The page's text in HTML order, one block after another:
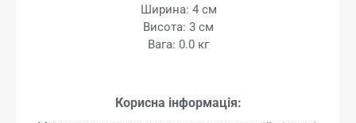
Ширина: 4 см
Висота: 3 см
Вага: 0.0 кг
Корисна інформація: